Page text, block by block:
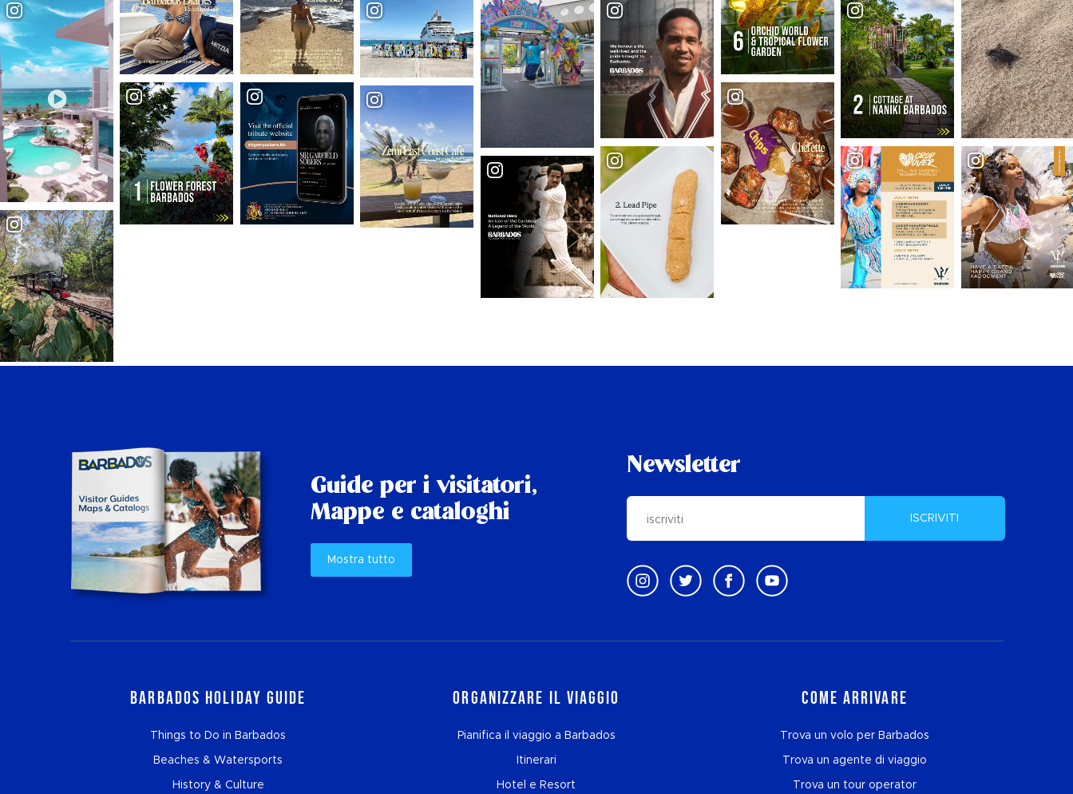
Guide per i visitatori,
Mappe e cataloghi
Mostra tutto
Newsletter
ISCRIVITI
Barbados Holiday Guide
Things to Do in Barbados
Beaches & Watersports
History & Culture
Organizzare il viaggio
Pianifica il viaggio a Barbados
Itinerari
Hotel e Resort
Come arrivare
Trova un volo per Barbados
Trova un agente di viaggio
Trova un tour operator